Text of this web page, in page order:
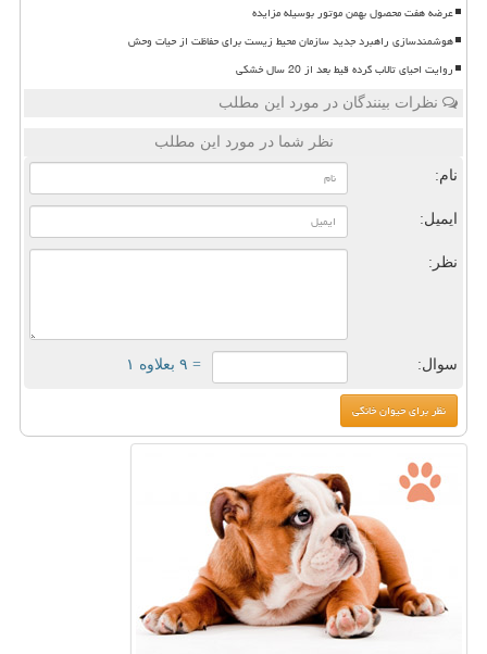
عرضه هفت محصول بهمن موتور بوسیله مزایده
هوشمندسازی راهبرد جدید سازمان محیط زیست برای حفاظت از حیات وحش
روایت احیای تالاب گرده قیط بعد از 20 سال خشکی
نظرات بینندگان در مورد این مطلب
نظر شما در مورد این مطلب
نام:
ایمیل:
نظر:
سوال: = ۹ بعلاوه ۱